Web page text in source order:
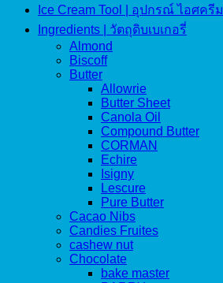
Ice Cream Tool | อุปกรณ์ ไอศครีม
Ingredients | วัตถุดิบเบเกอรี่
Almond
Biscoff
Butter
Allowrie
Butter Sheet
Canola Oil
Compound Butter
CORMAN
Echire
Isigny
Lescure
Pure Butter
Cacao Nibs
Candies Fruites
cashew nut
Chocolate
bake master